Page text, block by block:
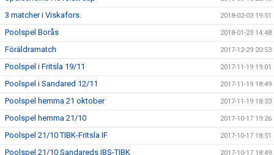
3 matcher i Viskafors. 2018-02-03 19:51
Poolspel Borås 2018-01-23 14:48
Föräldramatch 2017-12-29 20:53
Poolspel i Fritsla 19/11 2017-11-19 19:01
Poolspel i Sandared 12/11 2017-11-19 18:49
Poolspel hemma 21 oktober 2017-11-19 18:33
Poolspel hemma 21/10 2017-10-17 19:26
Poolspel 21/10 TIBK-Fritsla IF 2017-10-17 18:51
Poolspel 21/10 Sandareds IBS-TIBK 2017-10-17 18:49